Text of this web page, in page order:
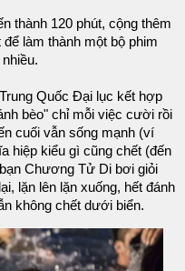
thành 120 phút, cộng thêm
làm thành một bộ phim
Quốc Đại lục kết hợp
bèo" chỉ mỗi việc cười rồi
cuối vẫn sống mạnh (ví
hiệp kiểu gì cũng chết (đến
Chương Tử Di bơi giỏi
lặn lên lặn xuống, hết đánh
không chết dưới biển.